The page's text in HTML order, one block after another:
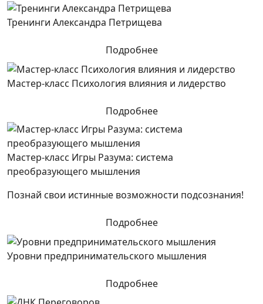
Тренинги Александра Петрищева
Подробнее
Мастер-класс Психология влияния и лидерство
Подробнее
Мастер-класс Игры Разума: система
преобразующего мышления
Познай свои истинные возможности подсознания!
Подробнее
Уровни предпринимательского мышления
Подробнее